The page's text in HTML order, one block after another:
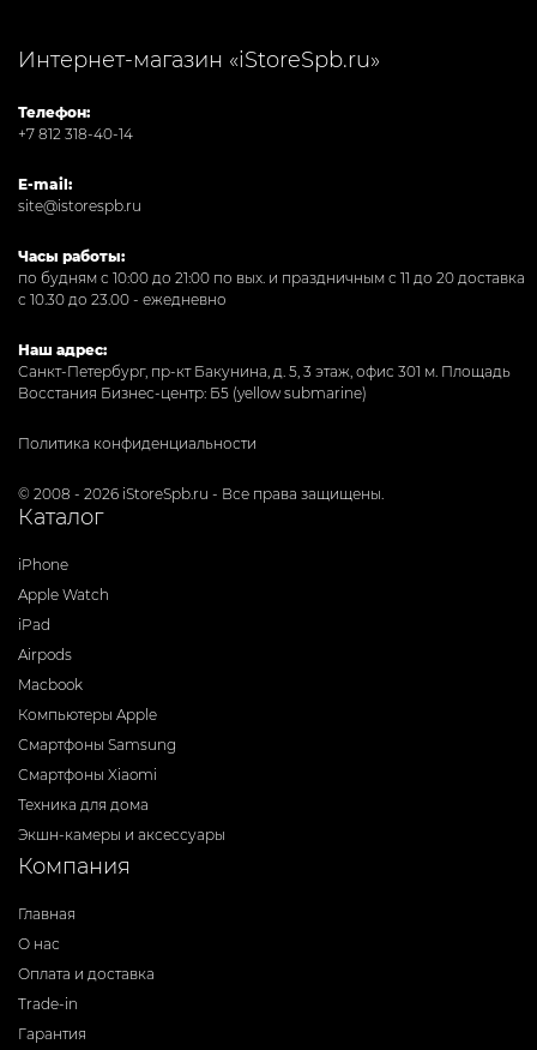
Интернет-магазин «iStoreSpb.ru»
Телефон:
+7 812 318-40-14
E-mail:
site@istorespb.ru
Часы работы:
по будням с 10:00 до 21:00 по вых. и праздничным с 11 до 20 доставка
с 10.30 до 23.00 - ежедневно
Наш адрес:
Санкт-Петербург, пр-кт Бакунина, д. 5, 3 этаж, офис 301 м. Площадь
Восстания Бизнес-центр: Б5 (yellow submarine)
Политика конфиденциальности
© 2008 - 2026 iStoreSpb.ru - Все права защищены.
Каталог
iPhone
Apple Watch
iPad
Airpods
Macbook
Компьютеры Apple
Смартфоны Samsung
Смартфоны Xiaomi
Техника для дома
Экшн-камеры и аксессуары
Компания
Главная
О нас
Оплата и доставка
Trade-in
Гарантия